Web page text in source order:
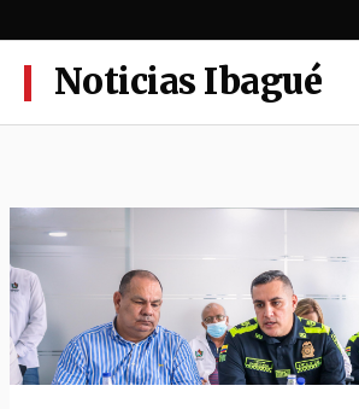
al
contenidoNoticias Ibagué